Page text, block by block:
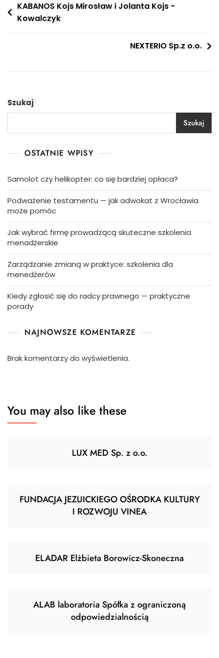
Nawigacja
wpisu
KABANOS Kojs Mirosław i Jolanta Kojs -
Kowalczyk
NEXTERIO Sp.z o.o.
Szukaj
Szukaj
OSTATNIE WPISY
Samolot czy helikopter: co się bardziej opłaca?
Podważenie testamentu — jak adwokat z Wrocławia
może pomóc
Jak wybrać firmę prowadzącą skuteczne szkolenia
menadżerskie
Zarządzanie zmianą w praktyce: szkolenia dla
menedżerów
Kiedy zgłosić się do radcy prawnego — praktyczne
porady
NAJNOWSZE KOMENTARZE
Brak komentarzy do wyświetlenia.
You may also like these
LUX MED Sp. z o.o.
FUNDACJA JEZUICKIEGO OŚRODKA KULTURY
I ROZWOJU VINEA
ELADAR Elżbieta Borowicz-Skoneczna
ALAB laboratoria Spółka z ograniczoną
odpowiedzialnością